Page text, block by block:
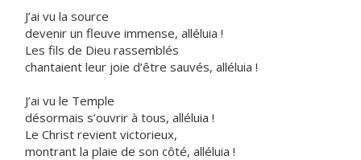
J’ai vu la source
devenir un fleuve immense, alléluia !
Les fils de Dieu rassemblés
chantaient leur joie d’être sauvés, alléluia !
J’ai vu le Temple
désormais s’ouvrir à tous, alléluia !
Le Christ revient victorieux,
montrant la plaie de son côté, alléluia !